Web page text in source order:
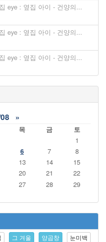
eye : 옆집 아이 - 건양의...
eye : 옆집 아이 - 건양의...
eye : 옆집 아이 - 건양의...
»
목 금
토
1
6 7
8
13 14
15
20 21
22
27 28
29
그 겨울 양곱창
눈미백